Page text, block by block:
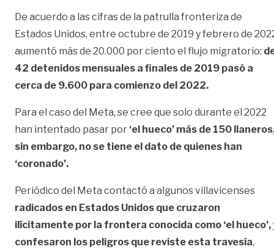
De acuerdo a las cifras de la patrulla fronteriza de
Estados Unidos, entre octubre de 2019 y febrero de
aumentó más de 20.000 por ciento el flujo migratorio:
42 detenidos mensuales a finales de 2019 pasó a
cerca de 9.600 para comienzo del 2022.
Para el caso del Meta, se cree que solo durante el 2022
han intentado pasar por ‘el hueco’ más de 150
sin embargo, no se tiene el dato de quienes han
‘coronado’.
Periódico del Meta contactó a algunos villavicenses
radicados en Estados Unidos que cruzaron
ilícitamente por la frontera conocida como ‘el hueco’,
confesaron los peligros que reviste esta travesía,